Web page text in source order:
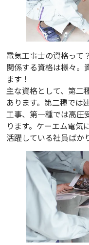
電気工事士の資格って？
関係する資格は様々。
ます！
主な資格として、第二
あります。第二種では
工事、第一種では高圧
ります。ケーエム電気
活躍している社員ばか